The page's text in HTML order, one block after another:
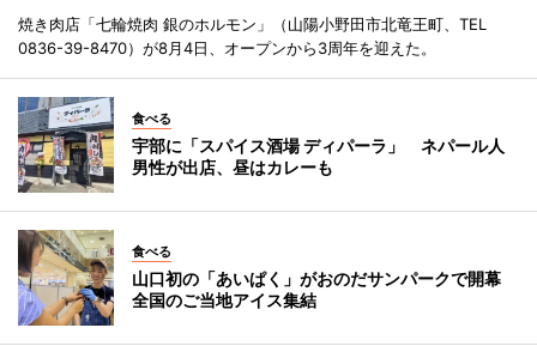
焼き肉店「七輪焼肉 銀のホルモン」（山陽小野田市北竜王町、TEL
0836-39-8470）が8月4日、オープンから3周年を迎えた。
食べる
宇部に「スパイス酒場 ディパーラ」 ネパール人
男性が出店、昼はカレーも
食べる
山口初の「あいぱく」がおのだサンパークで開幕
全国のご当地アイス集結